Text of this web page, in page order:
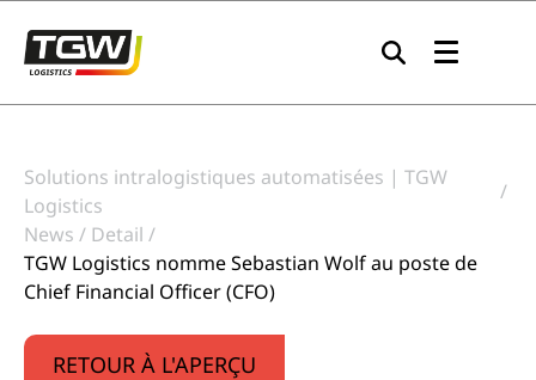
Solutions intralogistiques automatisées | TGW
Logistics
News
Detail
TGW Logistics nomme Sebastian Wolf au poste de
Chief Financial Officer (CFO)
RETOUR À L'APERÇU